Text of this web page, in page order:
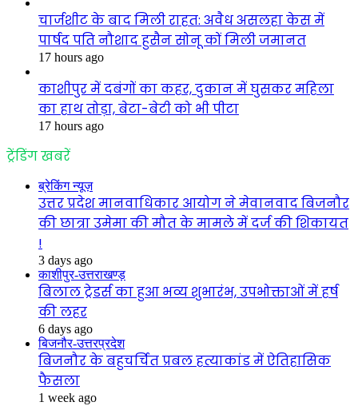
चार्जशीट के बाद मिली राहत: अवैध असलहा केस में
पार्षद पति नौशाद हुसैन सोनू कों मिली जमानत
17 hours ago
काशीपुर में दबंगों का कहर, दुकान में घुसकर महिला
का हाथ तोड़ा, बेटा-बेटी को भी पीटा
17 hours ago
ट्रेंडिंग खबरें
ब्रेकिंग न्यूज़
उत्तर प्रदेश मानवाधिकार आयोग ने मेवानवाद बिजनौर
की छात्रा उमेमा की मौत के मामले में दर्ज की शिकायत
!
3 days ago
काशीपुर-उत्तराखण्ड़
बिलाल ट्रेडर्स का हुआ भव्य शुभारंभ, उपभोक्ताओं में हर्ष
की लहर
6 days ago
बिजनौर-उत्तरप्रदेश
बिजनौर के बहुचर्चित प्रबल हत्याकांड में ऐतिहासिक
फैसला
1 week ago